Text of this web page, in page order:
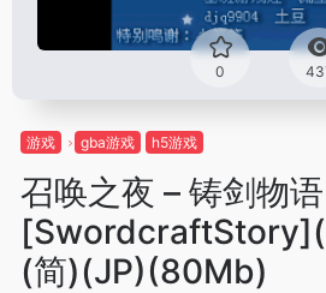
0
游戏 gba游戏 h5游戏
召唤之夜 – 铸剑物语
(简)(JP)(80Mb)